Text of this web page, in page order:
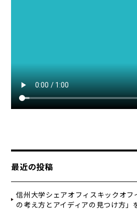
最近の投稿
信州大学シェアオフィスキックオフ
の考え方とアイディアの見つけ方」